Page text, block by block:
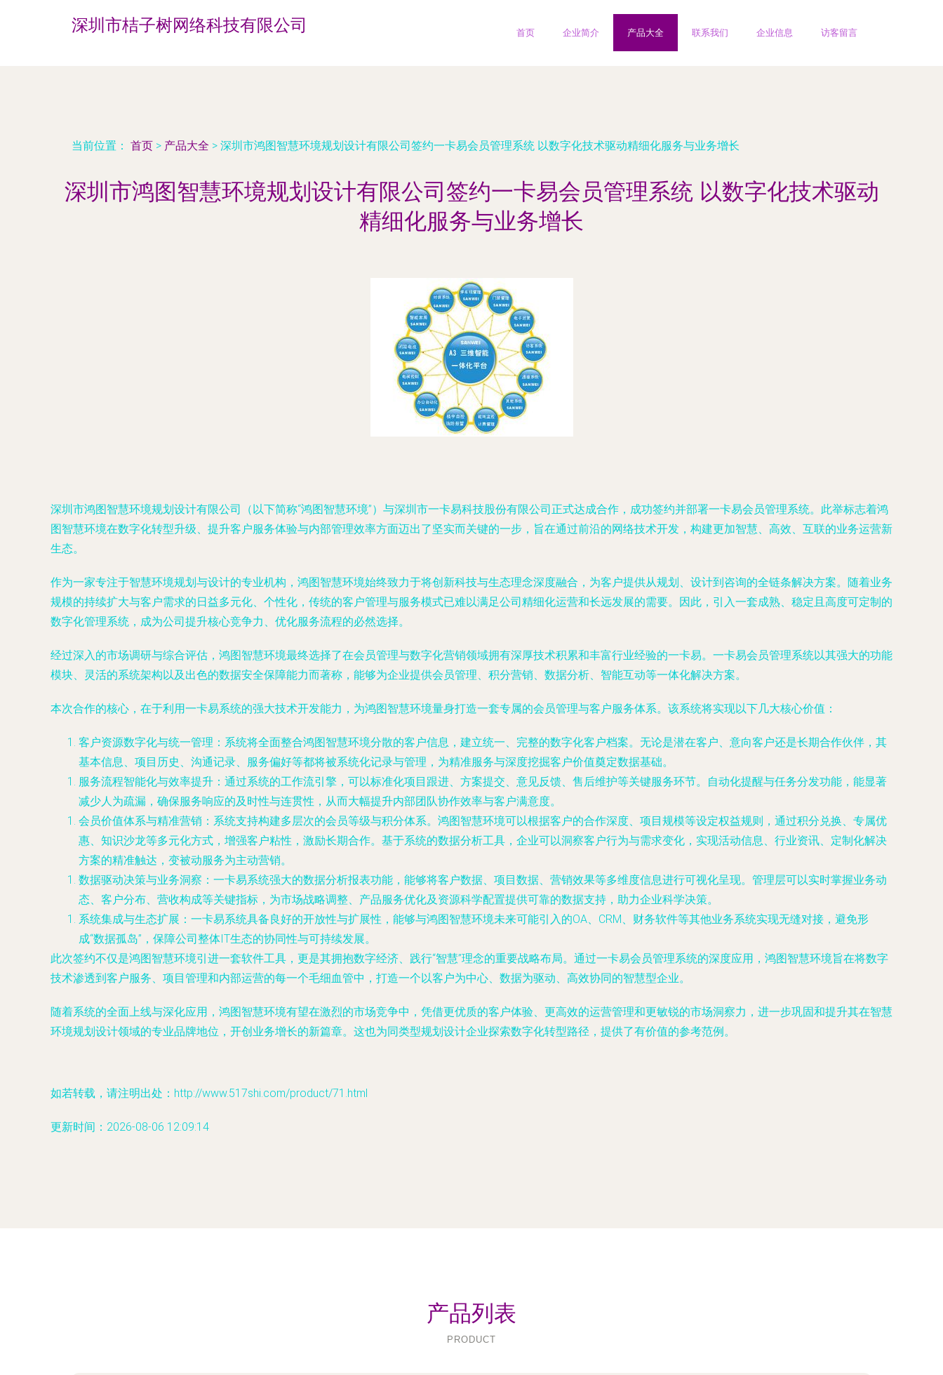
深圳市桔子树网络科技有限公司 首页 企业简介 产品大全 联系我们 企业信息 访客留言
当前位置： 首页 > 产品大全 > 深圳市鸿图智慧环境规划设计有限公司签约一卡易会员管理系统 以数字化技术驱动精细化服务与业务增长
深圳市鸿图智慧环境规划设计有限公司签约一卡易会员管理系统 以数字化技术驱动
精细化服务与业务增长
深圳市鸿图智慧环境规划设计有限公司（以下简称“鸿图智慧环境”）与深圳市一卡易科技股份有限公司正式达成合作，成功签约并部署一卡易会员管理系统。此举标志着鸿
图智慧环境在数字化转型升级、提升客户服务体验与内部管理效率方面迈出了坚实而关键的一步，旨在通过前沿的网络技术开发，构建更加智慧、高效、互联的业务运营新
生态。
作为一家专注于智慧环境规划与设计的专业机构，鸿图智慧环境始终致力于将创新科技与生态理念深度融合，为客户提供从规划、设计到咨询的全链条解决方案。随着业务
规模的持续扩大与客户需求的日益多元化、个性化，传统的客户管理与服务模式已难以满足公司精细化运营和长远发展的需要。因此，引入一套成熟、稳定且高度可定制的
数字化管理系统，成为公司提升核心竞争力、优化服务流程的必然选择。
经过深入的市场调研与综合评估，鸿图智慧环境最终选择了在会员管理与数字化营销领域拥有深厚技术积累和丰富行业经验的一卡易。一卡易会员管理系统以其强大的功能
模块、灵活的系统架构以及出色的数据安全保障能力而著称，能够为企业提供会员管理、积分营销、数据分析、智能互动等一体化解决方案。
本次合作的核心，在于利用一卡易系统的强大技术开发能力，为鸿图智慧环境量身打造一套专属的会员管理与客户服务体系。该系统将实现以下几大核心价值：
客户资源数字化与统一管理 ：系统将全面整合鸿图智慧环境分散的客户信息，建立统一、完整的数字化客户档案。无论是潜在客户、意向客户还是长期合作伙伴，其
基本信息、项目历史、沟通记录、服务偏好等都将被系统化记录与管理，为精准服务与深度挖掘客户价值奠定数据基础。
服务流程智能化与效率提升 ：通过系统的工作流引擎，可以标准化项目跟进、方案提交、意见反馈、售后维护等关键服务环节。自动化提醒与任务分发功能，能显著
减少人为疏漏，确保服务响应的及时性与连贯性，从而大幅提升内部团队协作效率与客户满意度。
会员价值体系与精准营销 ：系统支持构建多层次的会员等级与积分体系。鸿图智慧环境可以根据客户的合作深度、项目规模等设定权益规则，通过积分兑换、专属优
惠、知识沙龙等多元化方式，增强客户粘性，激励长期合作。基于系统的数据分析工具，企业可以洞察客户行为与需求变化，实现活动信息、行业资讯、定制化解决
方案的精准触达，变被动服务为主动营销。
数据驱动决策与业务洞察 ：一卡易系统强大的数据分析报表功能，能够将客户数据、项目数据、营销效果等多维度信息进行可视化呈现。管理层可以实时掌握业务动
态、客户分布、营收构成等关键指标，为市场战略调整、产品服务优化及资源科学配置提供可靠的数据支持，助力企业科学决策。
系统集成与生态扩展 ：一卡易系统具备良好的开放性与扩展性，能够与鸿图智慧环境未来可能引入的OA、CRM、财务软件等其他业务系统实现无缝对接，避免形
成“数据孤岛”，保障公司整体IT生态的协同性与可持续发展。
此次签约不仅是鸿图智慧环境引进一套软件工具，更是其拥抱数字经济、践行“智慧”理念的重要战略布局。通过一卡易会员管理系统的深度应用，鸿图智慧环境旨在将数字
技术渗透到客户服务、项目管理和内部运营的每一个毛细血管中，打造一个以客户为中心、数据为驱动、高效协同的智慧型企业。
随着系统的全面上线与深化应用，鸿图智慧环境有望在激烈的市场竞争中，凭借更优质的客户体验、更高效的运营管理和更敏锐的市场洞察力，进一步巩固和提升其在智慧
环境规划设计领域的专业品牌地位，开创业务增长的新篇章。这也为同类型规划设计企业探索数字化转型路径，提供了有价值的参考范例。
如若转载，请注明出处：http://www.517shi.com/product/71.html
更新时间：2026-08-06 12:09:14
产品列表
PRODUCT